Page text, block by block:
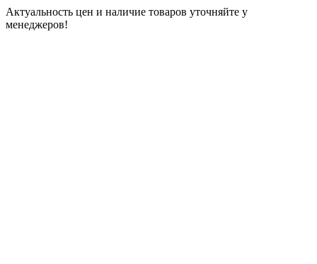
Актуальность цен и наличие товаров уточняйте у
менеджеров!